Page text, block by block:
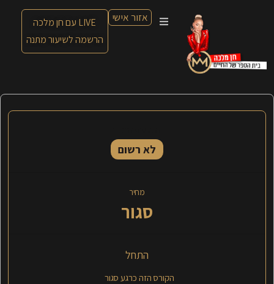
אזור אישי
LIVE עם חן מלכה
הרשמה לשיעור מתנה
לא רשום
מחיר
סגור
התחל
הקורס הזה כרגע סגור